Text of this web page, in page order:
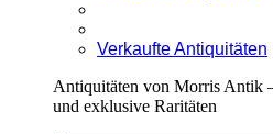
Verkaufte Antiquitäten
Antiquitäten von Morris Antik
und exklusive Raritäten